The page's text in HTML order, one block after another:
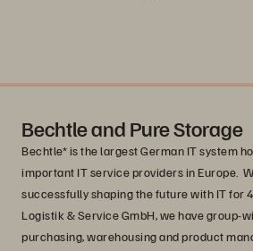
Bechtle and Pure Storage
Bechtle* is the largest German IT system
important IT service providers in Europe.
successfully shaping the future with IT for
Logistik & Service GmbH, we have group-
purchasing, warehousing and product